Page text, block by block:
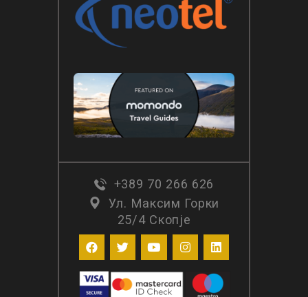
+389 70 266 626
Ул. Максим Горки
25/4 Скопје